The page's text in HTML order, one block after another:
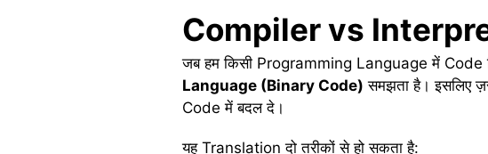
Compiler vs
जब हम किसी Programming Language में
Language (Binary Code) समझता है। इसलिए
Code में बदल दे।
यह Translation दो तरीकों से हो सकता है: